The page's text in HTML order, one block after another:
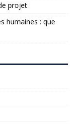
projet
humaines : que